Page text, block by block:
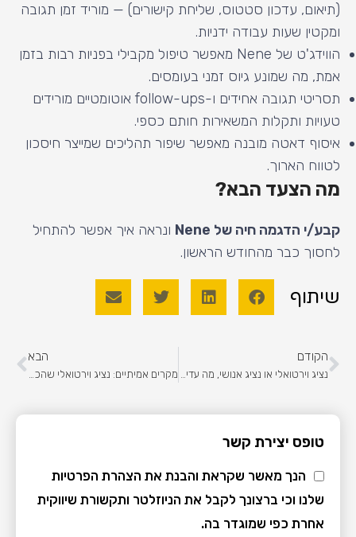
שיתוף
הקודם
נציג וירטואלי או נציג אנושי, מה עדיף לעסק שלך?
הבא
מקרים אמיתיים: נציג וירטואלי שהכפיל שביעות רצון לקוחות
טופס יצירת קשר
הנך מאשר שקראת והבנת את הצהרת הפרטיות
שלנו וכי ברצונך לקבל את הניוזלטר ותקשורת שיווקית
אחרת כפי שמוגדר בה.
(תיאום, עדכון סטטוס, שליחת קישורים) — מוריד זמן תגובה
ומקטין שעות עבודה ידניות.
הווידג'ט של Nene מאפשר טיפול מקבילי בפניות רבות בזמן
אמת, מה שמונע גיוס זמני בעומסים.
תסריטי תגובה אחידים ו-follow-ups אוטומטיים מורידים
טעויות ותקלות המשאירות חותם כספי.
איסוף דאטה מובנה מאפשר שיפור תהליכים שמייצר חיסכון
לטווח הארוך.
מה הצעד הבא?
קבע/י הדגמה חיה של Nene
ונראה איך אפשר להתחיל
לחסוך כבר מהחודש הראשון.